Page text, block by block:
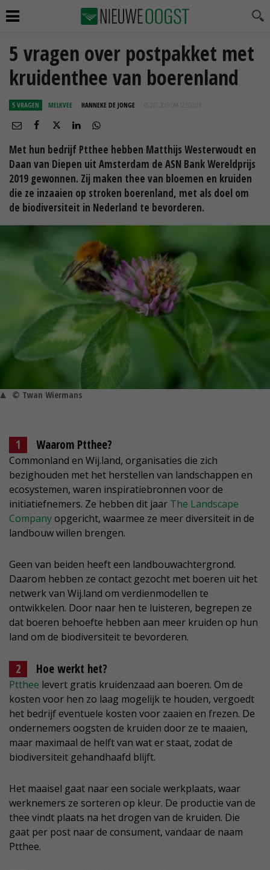
5 vragen over postpakket met
kruidenthee van boerenland
5 VRAGEN MELKVEE HANNEKE DE JONGE 05 DEC 2019 OM 12:55
Met hun bedrijf Ptthee hebben Matthijs Westerwoudt en
Daan van Diepen uit Amsterdam de ASN Bank Wereldprijs
2019 gewonnen. Zij maken thee van bloemen en kruiden
die ze inzaaien op stroken boerenland, met als doel om
de biodiversiteit in Nederland te bevorderen.
© Twan Wiermans
Waarom Ptthee?
Commonland en Wij.land, organisaties die zich
bezighouden met het herstellen van landschappen en
ecosystemen, waren inspiratiebronnen voor de
initiatiefnemers. Ze hebben dit jaar The Landscape
Companyopgericht, waarmee ze meer diversiteit in de
landbouw willen brengen.
Geen van beiden heeft een landbouwachtergrond.
Daarom hebben ze contact gezocht met boeren uit het
netwerk van Wij.land om verdienmodellen te
ontwikkelen. Door naar hen te luisteren, begrepen ze
dat boeren behoefte hebben aan meer kruiden op hun
land om de biodiversiteit te bevorderen.
Hoe werkt het?
Ptthee levert gratis kruidenzaad aan boeren. Om de
kosten voor hen zo laag mogelijk te houden, vergoedt
het bedrijf eventuele kosten voor zaaien en frezen. De
ondernemers oogsten de kruiden door ze te maaien,
maar maximaal de helft van wat er staat, zodat de
biodiversiteit gehandhaafd blijft.
Het maaisel gaat naar een sociale werkplaats, waar
werknemers ze sorteren op kleur. De productie van de
thee vindt plaats na het drogen van de kruiden. Die
gaat per post naar de consument, vandaar de naam
Ptthee.